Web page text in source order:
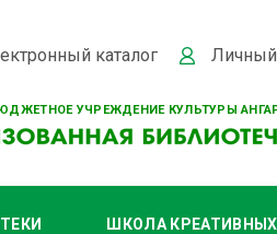
УЧРЕЖДЕНИЕ КУЛЬТУРЫ
каталог Личный
ШКОЛА